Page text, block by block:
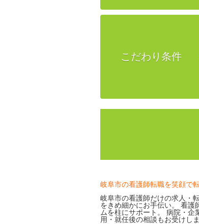
こだわり条件
岐阜市の看護師転職を笑顔で
岐阜市の看護師だけの求人・
をきめ細かにお手伝い。 看護
ムを柱にサポート。 病院・
用・就任後の相談もお受けしま